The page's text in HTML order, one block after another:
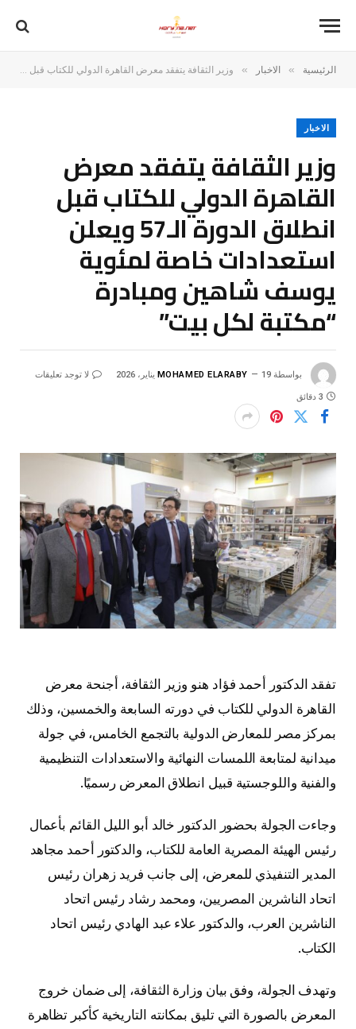
الرئيسية » الاخبار » وزير الثقافة يتفقد معرض القاهرة الدولي للكتاب قبل انطلاق الدورة الـ57 ويعلن استعدادات خاصة لمئوية يوسف شاهين ومبادرة “مكتبة لكل بيت”
الاخبار
وزير الثقافة يتفقد معرض
القاهرة الدولي للكتاب قبل
انطلاق الدورة الـ57 ويعلن
استعدادات خاصة لمئوية
يوسف شاهين ومبادرة
“مكتبة لكل بيت”
بواسطة MOHAMED ELARABY 19 يناير، 2026 لا توجد تعليقات
3 دقائق
تفقد الدكتور أحمد فؤاد هنو وزير الثقافة، أجنحة معرض
القاهرة الدولي للكتاب في دورته السابعة والخمسين، وذلك
بمركز مصر للمعارض الدولية بالتجمع الخامس، في جولة
ميدانية لمتابعة اللمسات النهائية والاستعدادات التنظيمية
والفنية واللوجستية قبيل انطلاق المعرض رسميًا.
وجاءت الجولة بحضور الدكتور خالد أبو الليل القائم بأعمال
رئيس الهيئة المصرية العامة للكتاب، والدكتور أحمد مجاهد
المدير التنفيذي للمعرض، إلى جانب فريد زهران رئيس
اتحاد الناشرين المصريين، ومحمد رشاد رئيس اتحاد
الناشرين العرب، والدكتور علاء عبد الهادي رئيس اتحاد
الكتاب.
وتهدف الجولة، وفق بيان وزارة الثقافة، إلى ضمان خروج
المعرض بالصورة التي تليق بمكانته التاريخية كأكبر تظاهرة